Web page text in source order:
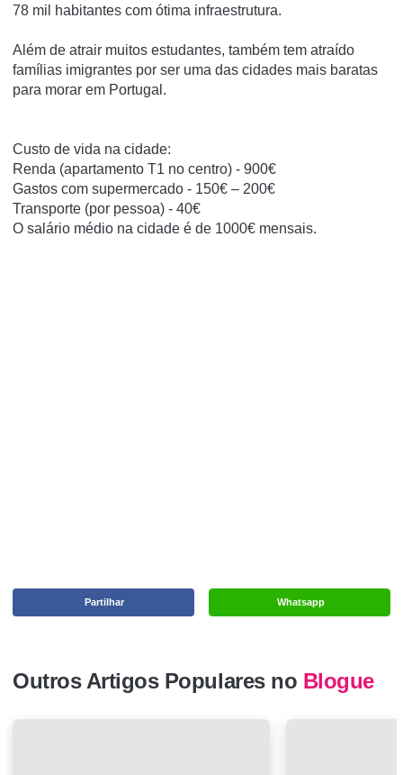
78 mil habitantes com ótima infraestrutura.
Além de atrair muitos estudantes, também tem atraído
famílias imigrantes por ser uma das cidades mais baratas
para morar em Portugal.
Custo de vida na cidade:
Renda (apartamento T1 no centro) - 900€
Gastos com supermercado - 150€ – 200€
Transporte (por pessoa) - 40€
O salário médio na cidade é de 1000€ mensais.
Whatsapp
Partilhar
Outros Artigos Populares no Blogue